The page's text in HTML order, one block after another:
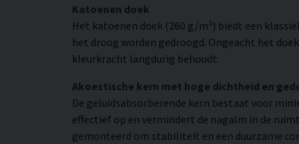
Katoenen doek
Het katoenen doek (260 g/m²) biedt een
het droog worden gedroogd. Ongeacht het
kleurkracht langdurig behoudt.
Akoestische kern met hoge dichtheid en
De geluidsabsorberende kern bestaat voor
effectief op en vermindert de nagalm in de
gemonteerd om stabiliteit en een duurzame